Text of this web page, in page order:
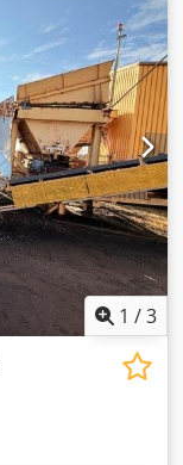
1 /3